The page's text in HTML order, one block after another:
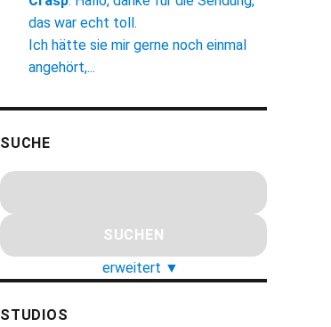
das war echt toll.
Ich hätte sie mir gerne noch einmal
angehört,...
SUCHE
erweitert ▼
STUDIOS